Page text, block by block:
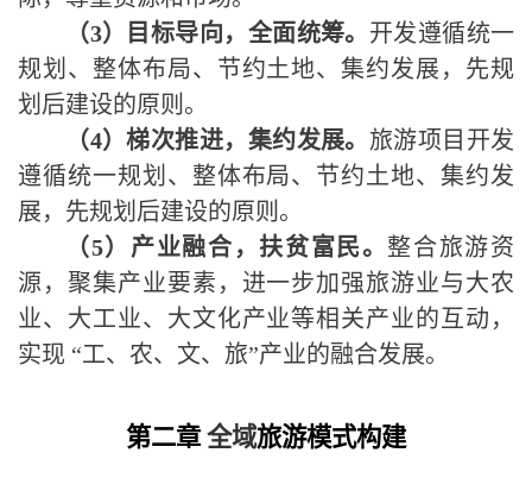
（3）目标导向，全面统筹。 开发遵循统一
规划、整体布局、节约土地、集约发展，先规
划后建设的原则。
（4）梯次推进，集约发展。 旅游项目开发
遵循统一规划、整体布局、节约土地、集约发
展，先规划后建设的原则。
（5）产业融合，扶贫富民。 整合旅游资
源，聚集产业要素，进一步加强旅游业与大农
业、大工业、大文化产业等相关产业的互动，
实现 “工、农、文、旅”产业的融合发展。
第二章 全域旅游模式构建